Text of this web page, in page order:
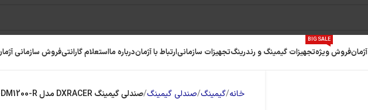
آژمانفروش ویژه
BIG SALE
تجهیزات گیمینگ و رندرینگتجهیزات سازمانیارتباط با آژماندرباره مااستعلام گارانتیفروش سازمانی
خانه گیمینگ صندلی گیمینگ صندلی گیمینگ DXRACER مدل DMC-DM1200-R